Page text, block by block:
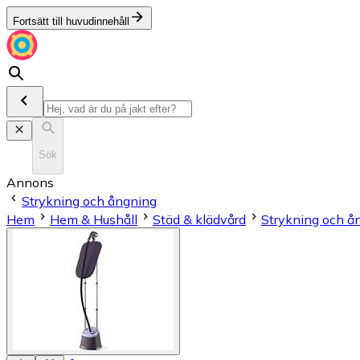
Fortsätt till huvudinnehåll
Sök
Annons
Strykning och ångning
Hem
Hem & Hushåll Städ & klädvård Strykning och